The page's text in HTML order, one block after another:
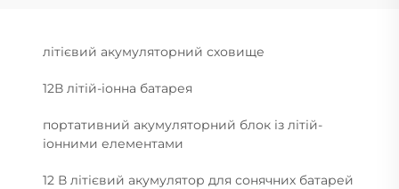
літієвий акумуляторний сховище
12В літій-іонна батарея
портативний акумуляторний блок із літій-
іонними елементами
12 В літієвий акумулятор для сонячних батарей